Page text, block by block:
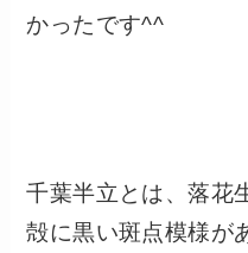
かったです^^
千葉半立とは、落花
殻に黒い斑点模様が